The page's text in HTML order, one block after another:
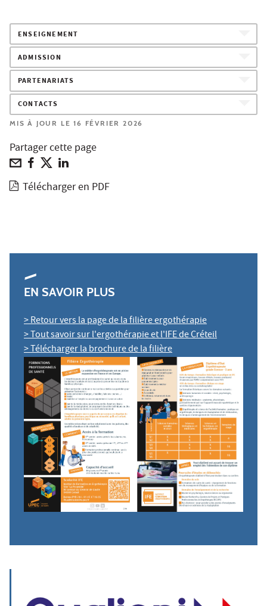
ENSEIGNEMENT
ADMISSION
PARTENARIATS
CONTACTS
MIS À JOUR LE 16 FÉVRIER 2026
Partager cette page
Télécharger en PDF
EN SAVOIR PLUS
> Retour vers la page de la filière ergothérapie
> Tout savoir sur l'ergothérapie et l'IFE de Créteil
> Télécharger la brochure de la filière